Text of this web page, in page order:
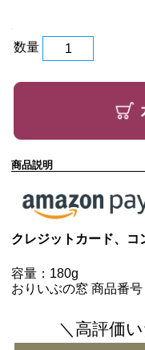
数量
商品説明
クレジットカード、コ
容量：180g
おりいぶの窓 商品番
＼高評価